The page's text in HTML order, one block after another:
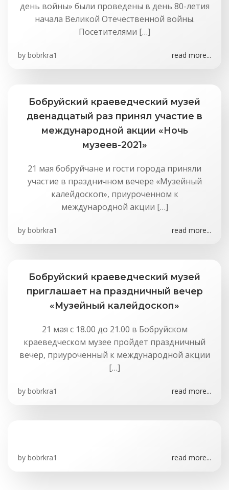
день войны» были проведены в день 80-летия
начала Великой Отечественной войны.
Посетителями […]
by bobrkra1 read more...
Бобруйский краеведческий музей
двенадцатый раз принял участие в
международной акции «Ночь
музеев-2021»
21 мая бобруйчане и гости города приняли
участие в праздничном вечере «Музейный
калейдоскоп», приуроченном к
международной акции […]
by bobrkra1 read more...
Бобруйский краеведческий музей
приглашает на праздничный вечер
«Музейный калейдоскоп»
21 мая с 18.00 до 21.00 в Бобруйском
краеведческом музее пройдет праздничный
вечер, приуроченный к международной акции
[…]
by bobrkra1 read more...
by bobrkra1 read more...